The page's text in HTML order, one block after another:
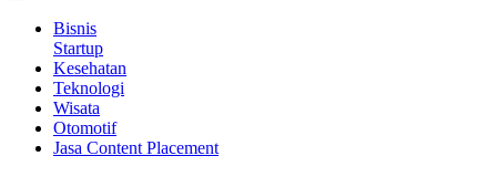
Bisnis
Startup
Kesehatan
Teknologi
Wisata
Otomotif
Jasa Content Placement